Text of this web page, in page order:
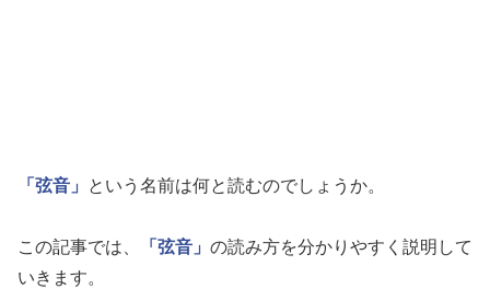
「弦音」 という名前は何と読むのでしょうか。
この記事では、 「弦音」 の読み方を分かりやすく説明して
いきます。